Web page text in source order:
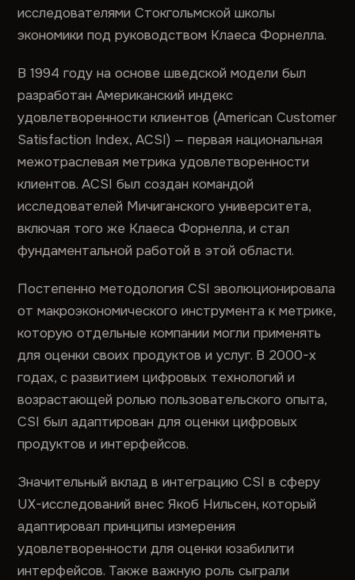
исследователями Стокгольмской школы
экономики под руководством Клаеса Форнелла.
В 1994 году на основе шведской модели был
разработан Американский индекс
удовлетворенности клиентов (American Customer
Satisfaction Index, ACSI) — первая национальная
межотраслевая метрика удовлетворенности
клиентов. ACSI был создан командой
исследователей Мичиганского университета,
включая того же Клаеса Форнелла, и стал
фундаментальной работой в этой области.
Постепенно методология CSI эволюционировала
от макроэкономического инструмента к метрике,
которую отдельные компании могли применять
для оценки своих продуктов и услуг. В 2000-х
годах, с развитием цифровых технологий и
возрастающей ролью пользовательского опыта,
CSI был адаптирован для оценки цифровых
продуктов и интерфейсов.
Значительный вклад в интеграцию CSI в сферу
UX-исследований внес Якоб Нильсен, который
адаптировал принципы измерения
удовлетворенности для оценки юзабилити
интерфейсов. Также важную роль сыграли